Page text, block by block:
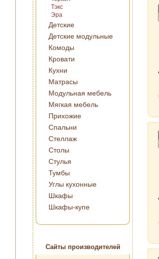
Тэкс
Эра
Детские
Детские модульные
Комоды
Кровати
Кухни
Матрасы
Модульная мебель
Мягкая мебель
Прихожие
Спальни
Стеллаж
Столы
Стулья
Тумбы
Углы кухонные
Шкафы
Шкафы-купе
Сайты производителей